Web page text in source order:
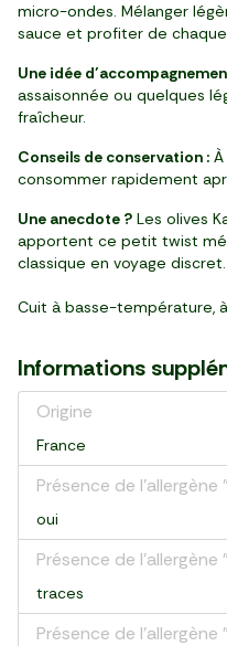
micro-ondes. Mélanger
sauce et profiter de
Une idée
assaisonnée ou quelques
fraîcheur.
Conseils de conservation :
consommer rapidement
Une anecdote ? Les olives
apportent ce petit twist
classique en voyage discret.
Cuit à basse-température,
Informations
Origine
France
Présence de
oui
Présence de l'allergène
traces
Présence de l'allergène